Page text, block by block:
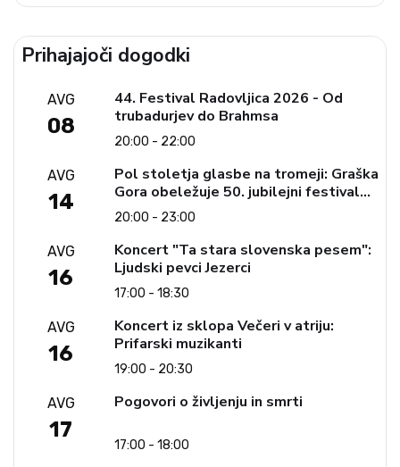
Prihajajoči dogodki
AVG
08
44. Festival Radovljica 2026 - Od
trubadurjev do Brahmsa
20:00 - 22:00
AVG
14
Pol stoletja glasbe na tromeji: Graška
Gora obeležuje 50. jubilejni festival
narodno-zabavne glasbe
20:00 - 23:00
AVG
16
Koncert "Ta stara slovenska pesem":
Ljudski pevci Jezerci
17:00 - 18:30
AVG
16
Koncert iz sklopa Večeri v atriju:
Prifarski muzikanti
19:00 - 20:30
AVG
17
Pogovori o življenju in smrti
17:00 - 18:00